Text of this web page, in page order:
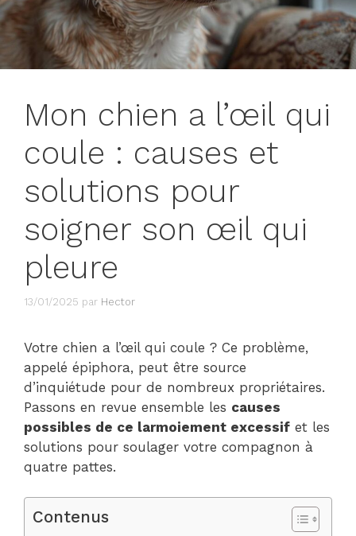
Mon chien a l’œil qui
coule : causes et
solutions pour
soigner son œil qui
pleure
13/01/2025 par Hector
Votre chien a l’œil qui coule ? Ce problème,
appelé épiphora, peut être source
d’inquiétude pour de nombreux propriétaires.
Passons en revue ensemble les causes
possibles de ce larmoiement excessif et les
solutions pour soulager votre compagnon à
quatre pattes.
Contenus